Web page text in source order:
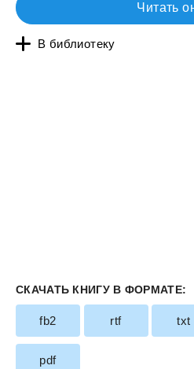
Читать
В библиотеку
СКАЧАТЬ КНИГУ В ФОРМАТЕ:
fb2 rtf txt
pdf